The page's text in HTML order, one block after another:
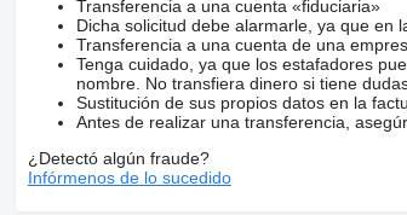
Transferencia a una cuenta «fiduciaria»
Dicha solicitud debe alarmarle, ya que en
Transferencia a una cuenta de una
Tenga cuidado, ya que los estafadores
nombre. No transfiera dinero si tiene
Sustitución de sus propios datos en la
Antes de realizar una transferencia,
¿Detectó algún fraude?
Infórmenos de lo sucedido